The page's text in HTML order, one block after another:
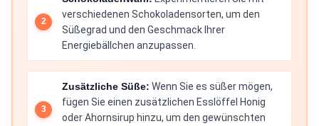
verschiedenen Schokoladensorten, um den
Süßegrad und den Geschmack Ihrer
Energiebällchen anzupassen.
Zusätzliche Süße: Wenn Sie es süßer mögen,
fügen Sie einen zusätzlichen Esslöffel Honig
oder Ahornsirup hinzu, um den gewünschten